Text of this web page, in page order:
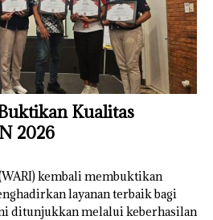
Kualitas
2026
kembali membuktikan
layanan terbaik bagi
ditunjukkan melalui keberhasilan